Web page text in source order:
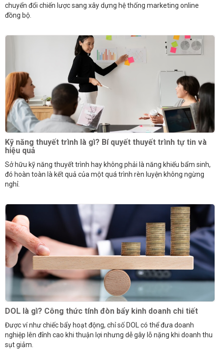
chuyển đổi chiến lược sang xây dựng hệ thống marketing online
đồng bộ.
Kỹ năng thuyết trình là gì? Bí quyết thuyết trình tự tin và
hiệu quả
Sở hữu kỹ năng thuyết trình hay không phải là năng khiếu bẩm sinh,
đó hoàn toàn là kết quả của một quá trình rèn luyện không ngừng
nghỉ.
DOL là gì? Công thức tính đòn bẩy kinh doanh chi tiết
Được ví như chiếc bẩy hoạt động, chỉ số DOL có thể đưa doanh
nghiệp lên đỉnh cao khi thuận lợi nhưng dễ gây lỗ nặng khi doanh thu
sụt giảm.